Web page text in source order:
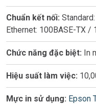
Chuẩn kết nối:
Ethernet: 100BASE-TX /
Chức năng đặc biệt: In
Hiệu suất làm việc:
Mực in sử dụng: Epson